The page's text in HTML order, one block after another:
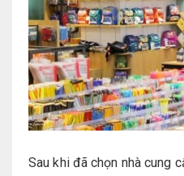
Sau khi đã chọn nhà cung